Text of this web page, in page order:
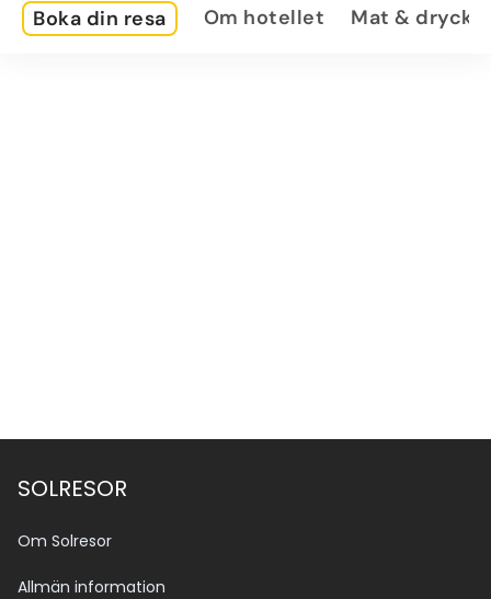
Boka din resa Om hotellet Mat & dryck
SOLRESOR
Om Solresor
Allmän information